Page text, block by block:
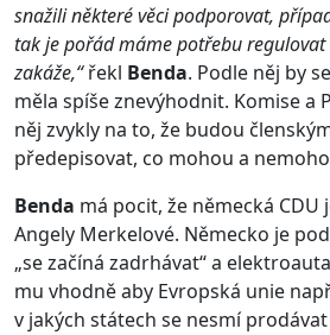
snažili některé věci podporovat,
tak je pořád máme potřebu
zakáže,“řekl Benda. Podle něj by
měla spíše znevýhodnit. Komise a
něj zvykly na to, že budou
předepisovat, co mohou a
Benda má pocit, že německá CDU
Angely Merkelové. Německo je
„se začíná zadrhávat“ a
mu vhodně aby Evropská unie
v jakých státech se nesmí